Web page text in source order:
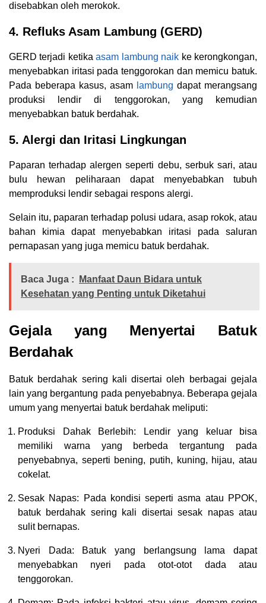
disebabkan oleh merokok.
4. Refluks Asam Lambung (GERD)
GERD terjadi ketikaasam lambung naik ke kerongkongan,
menyebabkan iritasi pada tenggorokan dan memicu batuk.
Pada beberapa kasus, asam lambung dapat merangsang
produksi lendir di tenggorokan, yang kemudian
menyebabkan batuk berdahak.
5. Alergi dan Iritasi Lingkungan
Paparan terhadap alergen seperti debu, serbuk sari, atau
bulu hewan peliharaan dapat menyebabkan tubuh
memproduksi lendir sebagai respons alergi.
Selain itu, paparan terhadap polusi udara, asap rokok, atau
bahan kimia dapat menyebabkan iritasi pada saluran
pernapasan yang juga memicu batuk berdahak.
Baca Juga :
Manfaat Daun Bidara untuk
Kesehatan yang Penting untuk Diketahui
Gejala yang Menyertai Batuk
Berdahak
Batuk berdahak sering kali disertai oleh berbagai gejala
lain yang bergantung pada penyebabnya. Beberapa gejala
umum yang menyertai batuk berdahak meliputi:
Produksi Dahak Berlebih: Lendir yang keluar bisa
memiliki warna yang berbeda tergantung pada
penyebabnya, seperti bening, putih, kuning, hijau, atau
cokelat.
Sesak Napas: Pada kondisi seperti asma atau PPOK,
batuk berdahak sering kali disertai sesak napas atau
sulit bernapas.
Nyeri Dada: Batuk yang berlangsung lama dapat
menyebabkan nyeri pada otot-otot dada atau
tenggorokan.